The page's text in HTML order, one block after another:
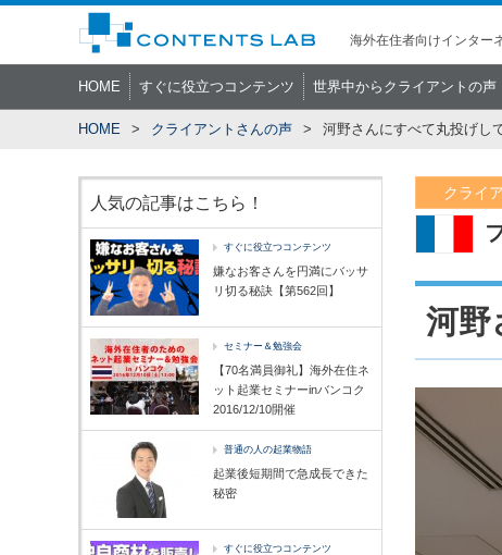
海外在住者向けインター
HOME すぐに役立つコンテンツ 世界中からクライアントの声
HOME クライアントさんの声 河野さんにすべて丸投げし
クライ
河野
人気の記事はこちら！
すぐに役立つコンテンツ
嫌なお客さんを円満にバッサ
リ切る秘訣【第562回】
セミナー＆勉強会
【70名満員御礼】海外在住ネ
ット起業セミナーinバンコク
2016/12/10開催
普通の人の起業物語
起業後短期間で急成長できた
秘密
すぐに役立つコンテンツ